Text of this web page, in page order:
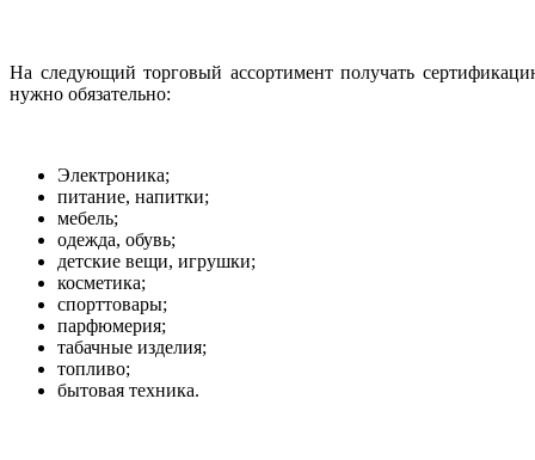
На следующий торговый ассортимент получать
нужно обязательно:
Электроника;
питание, напитки;
мебель;
одежда, обувь;
детские вещи, игрушки;
косметика;
спорттовары;
парфюмерия;
табачные изделия;
топливо;
бытовая техника.